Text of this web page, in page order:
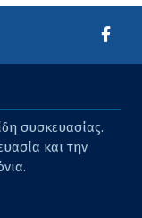
συσκευασίας.
και την